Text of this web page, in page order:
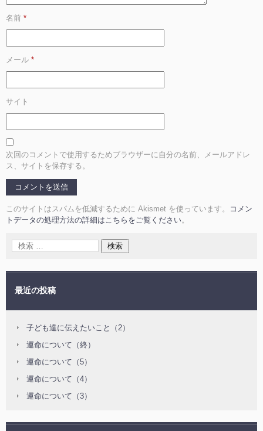
名前 *
メール *
サイト
次回のコメントで使用するためブラウザーに自分の名前、メールアドレ
ス、サイトを保存する。
このサイトはスパムを低減するために Akismet を使っています。
コメン
トデータの処理方法の詳細はこちらをご覧ください。
最近の投稿
子ども達に伝えたいこと（2）
運命について（終）
運命について（5）
運命について（4）
運命について（3）